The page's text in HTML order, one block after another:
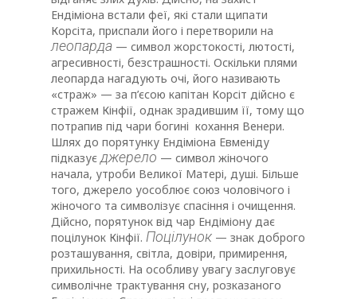
Ендіміона встали феї, які стали щипати
Корсіта, приспали його і перетворили на
леопарда — символ жорстокості, лютості,
агресивності, безстрашності. Оскільки плями
леопарда нагадують очі, його називають
«страж» — за п’єсою капітан Корсіт дійсно є
стражем Кінфії, однак зрадившим її, тому що
потрапив під чари богині кохання Венери.
Шлях до порятунку Ендіміона Евменіду
підказуєджерело — символ жіночого
начала, утроби Великої Матері, душі. Більше
того, джерело уособлює союз чоловічого і
жіночого та символізує спасіння і очищення.
Дійсно, порятунок від чар Ендіміону дає
поцілунок Кінфії. Поцілунок — знак доброго
розташування, світла, довіри, примирення,
прихильності. На особливу увагу заслуговує
символічне трактування сну, розказаного